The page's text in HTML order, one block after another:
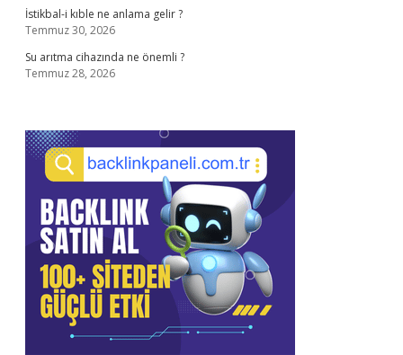
İstikbal-i kıble ne anlama gelir ?
Temmuz 30, 2026
Su arıtma cihazında ne önemli ?
Temmuz 28, 2026